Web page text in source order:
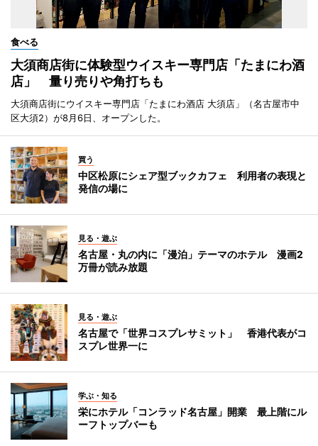
食べる
大須商店街に体験型ウイスキー専門店「たまにわ酒
店」 量り売りや角打ちも
大須商店街にウイスキー専門店「たまにわ酒店 大須店」（名古屋市中
区大須2）が8月6日、オープンした。
買う
中区松原にシェア型ブックカフェ 利用者の表現と
発信の場に
見る・遊ぶ
名古屋・丸の内に「漫泊」テーマのホテル 漫画2
万冊が読み放題
見る・遊ぶ
名古屋で「世界コスプレサミット」 香港代表がコ
スプレ世界一に
学ぶ・知る
栄にホテル「コンラッド名古屋」開業 最上階にル
ーフトップバーも